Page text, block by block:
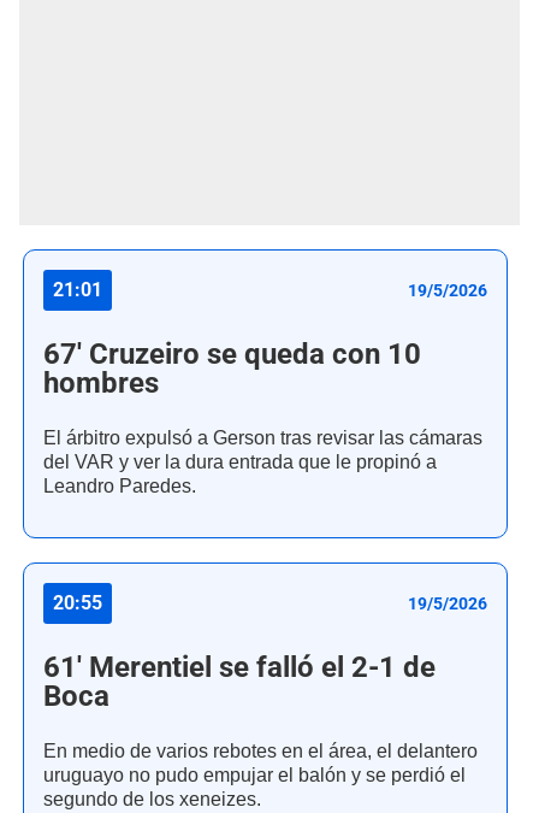
21:01 19/5/2026
67' Cruzeiro se queda con 10
hombres
El árbitro expulsó a Gerson tras revisar las cámaras
del VAR y ver la dura entrada que le propinó a
Leandro Paredes.
20:55 19/5/2026
61' Merentiel se falló el 2-1 de
Boca
En medio de varios rebotes en el área, el delantero
uruguayo no pudo empujar el balón y se perdió el
segundo de los xeneizes.